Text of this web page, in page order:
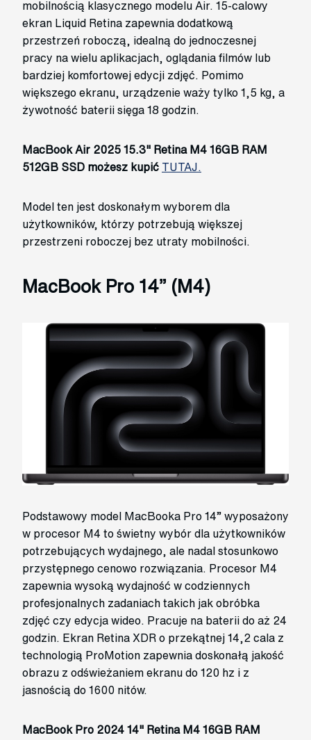
mobilnością klasycznego modelu Air. 15-calowy
ekran Liquid Retina zapewnia dodatkową
przestrzeń roboczą, idealną do jednoczesnej
pracy na wielu aplikacjach, oglądania filmów lub
bardziej komfortowej edycji zdjęć. Pomimo
większego ekranu, urządzenie waży tylko 1,5 kg, a
żywotność baterii sięga 18 godzin.
MacBook Air 2025 15.3" Retina M4 16GB RAM
512GB SSD możesz kupić TUTAJ.
Model ten jest doskonałym wyborem dla
użytkowników, którzy potrzebują większej
przestrzeni roboczej bez utraty mobilności.
MacBook Pro 14” (M4)
Podstawowy model MacBooka Pro 14” wyposażony
w procesor M4 to świetny wybór dla użytkowników
potrzebujących wydajnego, ale nadal stosunkowo
przystępnego cenowo rozwiązania. Procesor M4
zapewnia wysoką wydajność w codziennych
profesjonalnych zadaniach takich jak obróbka
zdjęć czy edycja wideo. Pracuje na baterii do aż 24
godzin. Ekran Retina XDR o przekątnej 14,2 cala z
technologią ProMotion zapewnia doskonałą jakość
obrazu z odświeżaniem ekranu do 120 hz i z
jasnością do 1600 nitów.
MacBook Pro 2024 14" Retina M4 16GB RAM